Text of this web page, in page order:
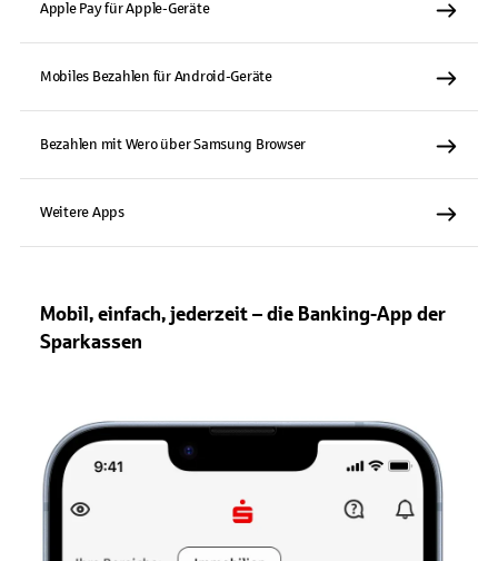
Apple Pay für Apple-Geräte
Mobiles Bezahlen für Android-Geräte
Bezahlen mit Wero über Samsung Browser
Weitere Apps
Mobil, einfach, jederzeit – die Banking-App der
Sparkassen